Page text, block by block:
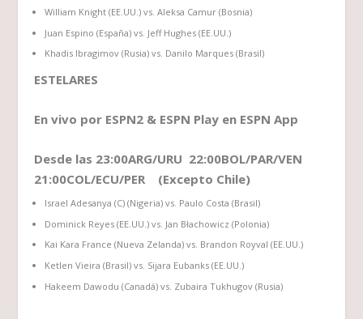
William Knight (EE.UU.) vs. Aleksa Camur (Bosnia)
Juan Espino (España) vs. Jeff Hughes (EE.UU.)
Khadis Ibragimov (Rusia) vs. Danilo Marques (Brasil)
ESTELARES
En vivo por ESPN2 & ESPN Play en ESPN App
Desde las 23:00ARG/URU 22:00BOL/PAR/VEN
21:00COL/ECU/PER (Excepto Chile)
Israel Adesanya (C) (Nigeria) vs. Paulo Costa (Brasil)
Dominick Reyes (EE.UU.) vs. Jan Błachowicz (Polonia)
Kai Kara France (Nueva Zelanda) vs. Brandon Royval (EE.UU.)
Ketlen Vieira (Brasil) vs. Sijara Eubanks (EE.UU.)
Hakeem Dawodu (Canadá) vs. Zubaira Tukhugov (Rusia)